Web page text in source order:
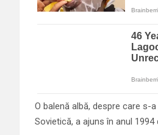
O balenă albă, despre care s-
Sovietică, a ajuns în anul